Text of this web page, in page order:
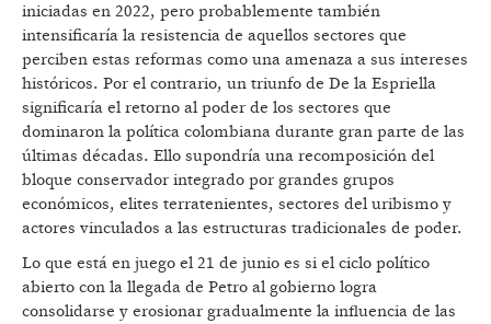
iniciadas en 2022, pero probablemente también
intensificaría la resistencia de aquellos sectores que
perciben estas reformas como una amenaza a sus intereses
históricos. Por el contrario, un triunfo de De la Espriella
significaría el retorno al poder de los sectores que
dominaron la política colombiana durante gran parte de las
últimas décadas. Ello supondría una recomposición del
bloque conservador integrado por grandes grupos
económicos, elites terratenientes, sectores del uribismo y
actores vinculados a las estructuras tradicionales de poder.
Lo que está en juego el 21 de junio es si el ciclo político
abierto con la llegada de Petro al gobierno logra
consolidarse y erosionar gradualmente la influencia de las